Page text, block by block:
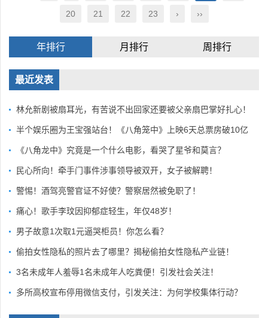
20 21 22 23 › ››
年排行 月排行 周排行
最近发表
林允新剧被扇耳光，有苦说不出回家还要被父亲扇巴掌好扎心！
半个娱乐圈为王宝强站台！《八角笼中》上映6天总票房破10亿
《八角龙中》究竟是一个什么电影，看哭了星爷和莫言？
民心所向！牵手门事件涉事领导被双开，女子被解聘！
警惕！酒驾亮警官证不好使？警察居然被免职了！
痛心！歌手李玟因抑郁症轻生，年仅48岁！
男子故意1次取1元逼哭柜员！你怎么看？
偷拍女性隐私的照片去了哪里？揭秘偷拍女性隐私产业链！
3名未成年人羞辱1名未成年人吃粪便！引发社会关注！
多所高校宣布停用微信支付，引发关注：为何学校集体行动？